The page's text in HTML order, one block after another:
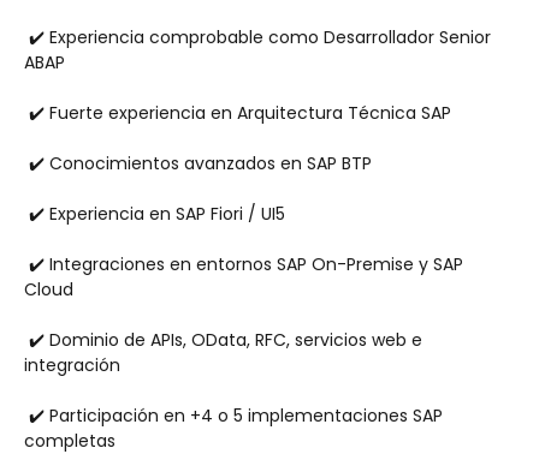
✔️ Experiencia comprobable como Desarrollador Senior
ABAP
✔️ Fuerte experiencia en Arquitectura Técnica SAP
✔️ Conocimientos avanzados en SAP BTP
✔️ Experiencia en SAP Fiori / UI5
✔️ Integraciones en entornos SAP On-Premise y SAP
Cloud
✔️ Dominio de APIs, OData, RFC, servicios web e
integración
✔️ Participación en +4 o 5 implementaciones SAP
completas